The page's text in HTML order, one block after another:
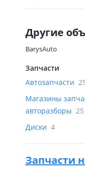
Другие
BarysAuto
Запчасти
Автозапчасти
Магазины
авторазборы 25
Диски 4
Запчасти